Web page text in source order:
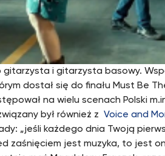
gitarzysta i gitarzysta basowy.
dostał się do finału Must Be
na wielu scenach Polski
był również z Voice and
„jeśli każdego dnia Twoją
zaśnięciem jest muzyka, to jest